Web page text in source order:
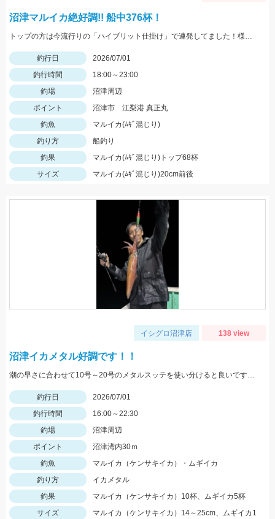
沼津マルイカ絶好調!! 船中376杯！
トップの方は今流行りの「ハイブリット仕掛け」で連発してました！様々な仕掛けで楽しめる時期ですのでぜひ皆様もチャレンジしてみて下さい！
釣行日
2026/07/01
釣行時間
18:00～23:00
釣場
沼津周辺
ポイント
沼津市 江梨港 真正丸
釣魚
マルイカ(ﾑｷﾞ混じり)
釣り方
船釣り
釣果
マルイカ(ﾑｷﾞ混じり)トップ68杯
サイズ
マルイカ(ﾑｷﾞ混じり)20cm前後
イシグロ沼津店 138 view
沼津イカメタル好調です！！
潮の早さに合わせて10号～20号のメタルスッテを使い分けると良いです。 良型が多いのでアタリが分かりやすい時期になりますので挑戦するなら今です！！
釣行日
2026/07/01
釣行時間
16:00～22:30
釣場
沼津周辺
ポイント
沼津湾内30ｍ
釣魚
マルイカ（ケンサキイカ）・ムギイカ
釣り方
イカメタル
釣果
マルイカ（ケンサキイカ）10杯、ムギイカ5杯
サイズ
マルイカ（ケンサキイカ）14～25cm、ムギイカ1